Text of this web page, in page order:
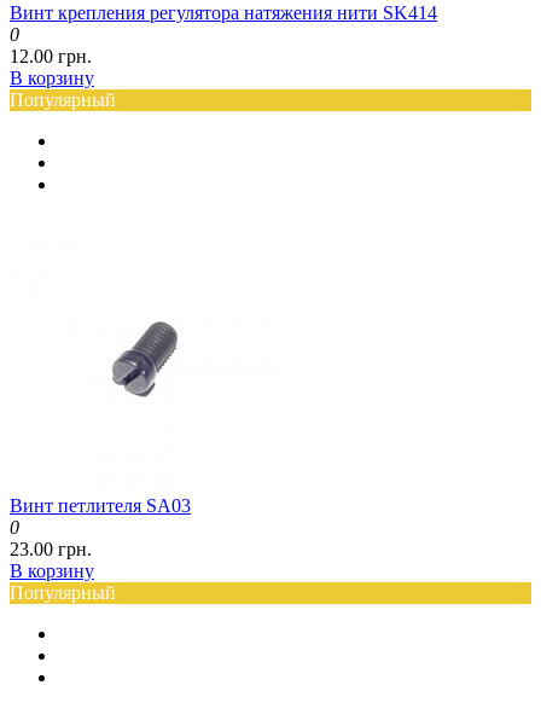
Винт крепления регулятора натяжения нити SK414
0
12.00 грн.
В корзину
Популярный
Винт петлителя SA03
0
23.00 грн.
В корзину
Популярный